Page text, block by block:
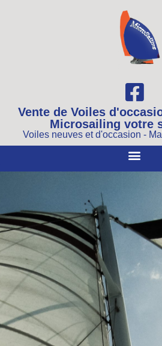
Vente de Voiles
Microsailing votre
Voiles neuves et d'occasion -